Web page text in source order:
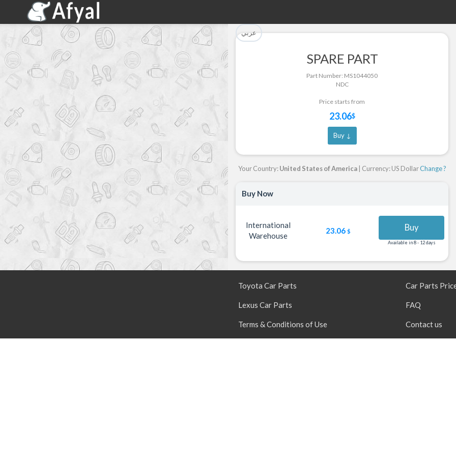
عربي
SPARE PART
Part Number: MS1044050
NDC
Price starts from
23.06$
Buy ↓
Your Country:United States of America| Currency: US DollarChange ?
Buy Now
International
Warehouse
23.06 $ Buy
Available in 8 - 12 days
Part Successfully Selected
Part Added to Cart
Toyota Car Parts
Lexus Car Parts
Terms & Conditions of Use
Car Parts
FAQ
Contact us